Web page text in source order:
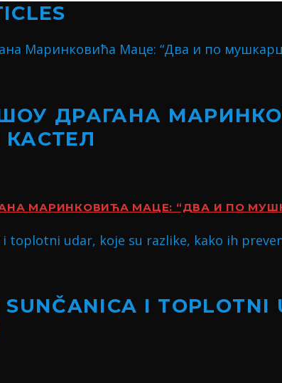
ДРАГАНА
МАРИНКОВИЋА МАЦЕ: “ДВА И ПО
SUNČANICA I